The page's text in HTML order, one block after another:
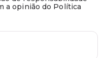
a opinião do Política